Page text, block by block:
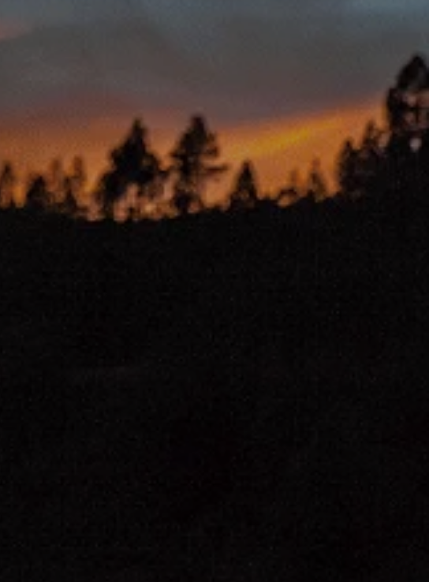
HABILITAR TODO
nuestros sistemas. Puede configurar su
Estas cookies no almacenan ninguna
rendimiento de nuestro sitio y mejorarlo. Nos
por el sitio. Toda la información que recogen